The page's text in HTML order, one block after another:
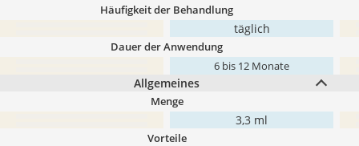
Häufigkeit der Behandlung
täglich
Dauer der Anwendung
6 bis 12 Monate
Allgemeines
Menge
3,3 ml
Vorteile